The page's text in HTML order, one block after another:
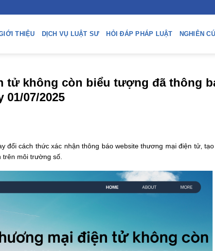
THIỆU DỊCH VỤ LUẬT SƯ HỎI ĐÁP PHÁP LUẬT NGHIÊN
tử không còn biểu tượng đã thông
07/2025
đổi cách thức xác nhận thông báo website thương mại điện tử,
môi trường số.